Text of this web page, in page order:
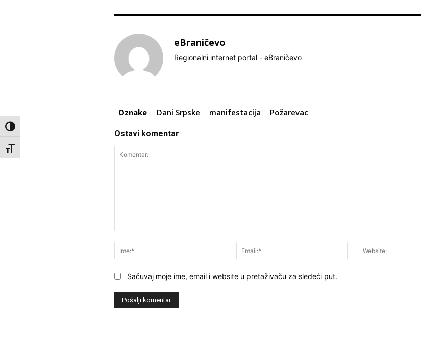
Toggle High Contrast
Toggle Font size
eBraničevo
Regionalni internet portal - eBraničevo
Oznake Dani Srpske manifestacija Požarevac
Ostavi komentar
Ime:*
Email:*
Sačuvaj moje ime, email i website u pretaživaču za sledeći put.